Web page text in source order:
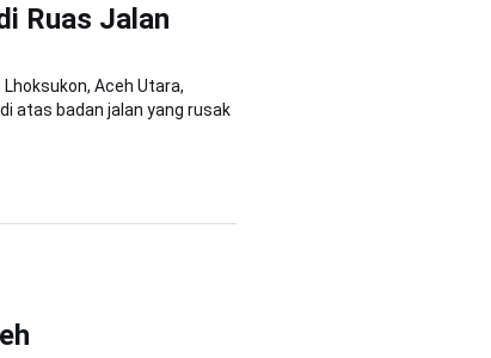
Ruas Jalan
Lhoksukon, Aceh Utara,
atas badan jalan yang rusak